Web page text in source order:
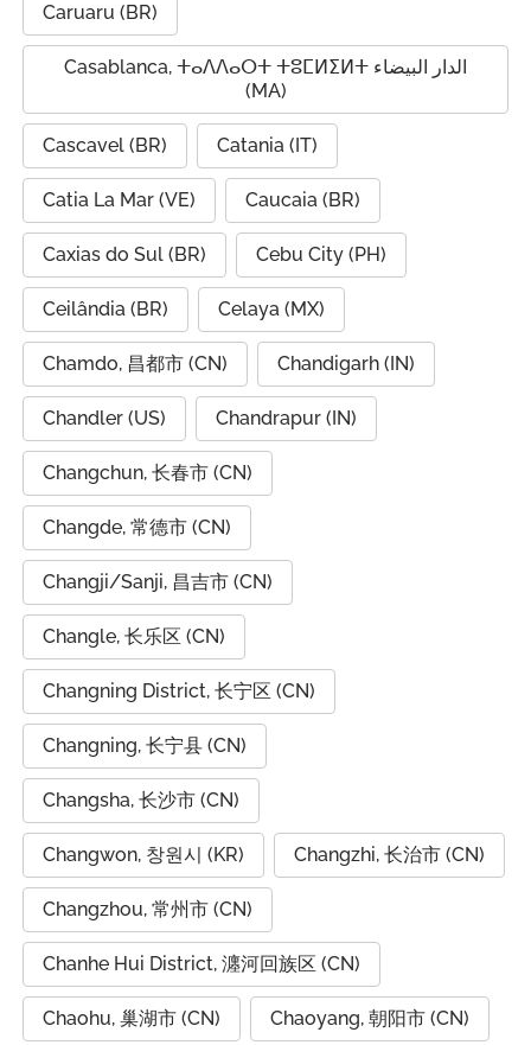
Caruaru (BR)
Casablanca, ⵜⴰⴷⴷⴰⵔⵜ ⵜⵓⵎⵍⵉⵍⵜ الدار البيضاء
(MA)
Cascavel (BR) Catania (IT)
Catia La Mar (VE) Caucaia (BR)
Caxias do Sul (BR) Cebu City (PH)
Ceilândia (BR) Celaya (MX)
Chamdo, 昌都市 (CN) Chandigarh (IN)
Chandler (US) Chandrapur (IN)
Changchun, 长春市 (CN)
Changde, 常德市 (CN)
Changji/Sanji, 昌吉市 (CN)
Changle, 长乐区 (CN)
Changning District, 长宁区 (CN)
Changning, 长宁县 (CN)
Changsha, 长沙市 (CN)
Changwon, 창원시 (KR) Changzhi, 长治市 (CN)
Changzhou, 常州市 (CN)
Chanhe Hui District, 瀍河回族区 (CN)
Chaohu, 巢湖市 (CN) Chaoyang, 朝阳市 (CN)